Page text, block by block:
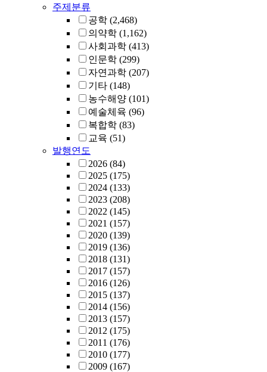
주제분류
공학 (2,468)
의약학 (1,162)
사회과학 (413)
인문학 (299)
자연과학 (207)
기타 (148)
농수해양 (101)
예술체육 (96)
복합학 (83)
교육 (51)
발행연도
2026 (84)
2025 (175)
2024 (133)
2023 (208)
2022 (145)
2021 (157)
2020 (139)
2019 (136)
2018 (131)
2017 (157)
2016 (126)
2015 (137)
2014 (156)
2013 (157)
2012 (175)
2011 (176)
2010 (177)
2009 (167)